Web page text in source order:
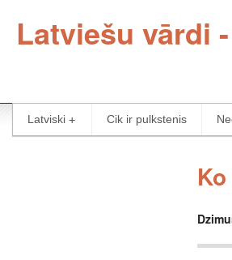
Latviešu vārdi
Latviski Cik ir pulkstenis